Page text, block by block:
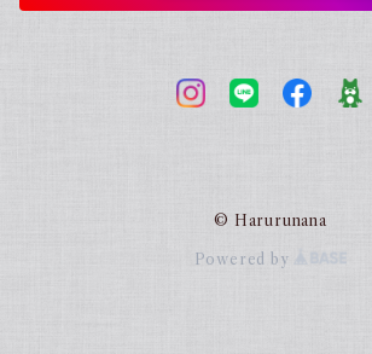
© Harurunana
Powered by